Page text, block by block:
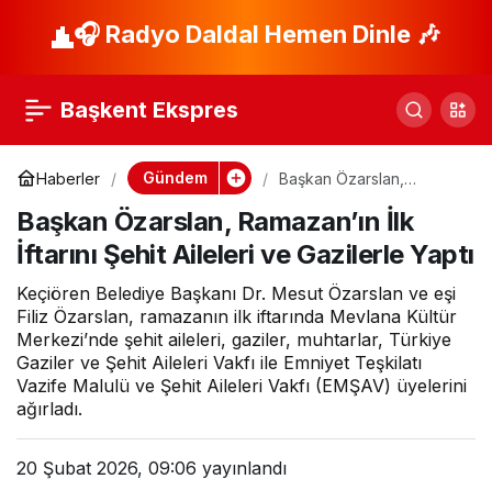
🎧 Radyo Daldal Hemen Dinle 🎶
Başkent Ekspres
Haberler Gündem
Başkan Özarslan,
Şehit Aileleri ve Gazilerle
Yaptı
Başkan Özarslan, Ramazan’ın İlk
İftarını Şehit Aileleri ve Gazilerle Yaptı
Keçiören Belediye Başkanı Dr. Mesut Özarslan ve eşi
Filiz Özarslan, ramazanın ilk iftarında Mevlana Kültür
Merkezi’nde şehit aileleri, gaziler, muhtarlar, Türkiye
Gaziler ve Şehit Aileleri Vakfı ile Emniyet Teşkilatı
Vazife Malulü ve Şehit Aileleri Vakfı (EMŞAV) üyelerini
ağırladı.
20 Şubat 2026, 09:06 yayınlandı
Kavşaklar sanat Paylaş